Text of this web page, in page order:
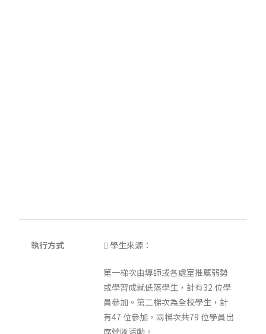
執行方式  學生來源：
第一梯次由導師或各處室推薦弱勢
或學習成就低落學生，計有32 位學
員參加。第二梯次為全校學生，計
有47 位參加，兩梯次共79 位學員出
席營隊活動。